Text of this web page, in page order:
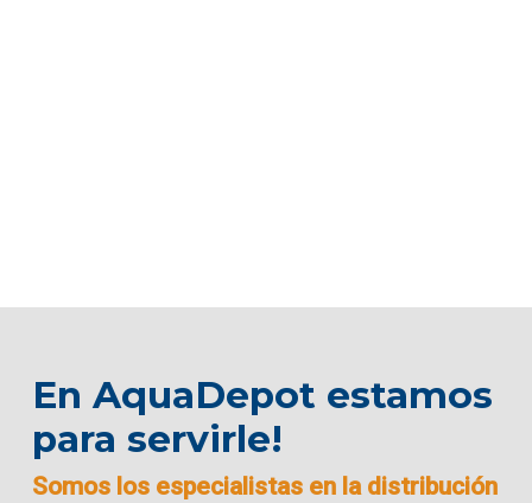
En AquaDepot estamos
para servirle!
Somos los especialistas en la distribución